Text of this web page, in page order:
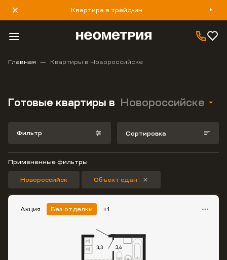
Квартира в трейд-ин
8 800 777 40 93
Главная Квартиры в Новороссийске
Готовые квартиры в Новороссийске
Фильтр Сортировка
Примененные фильтры
Новороссийск Объект сдан
Акция Без отделки +1